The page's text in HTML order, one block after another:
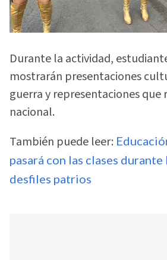
Durante la actividad,
mostrarán presentaciones
guerra y representaciones
nacional.
También puede leer:
pasará con las clases durante
desfiles patrios